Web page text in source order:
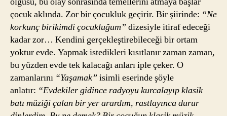
çocuk aklında. Zor bir çocukluk geçirir. Bir şiirinde: “Ne
korkunç birikimdi çocukluğum” dizesiyle itiraf edeceği
kadar zor… Kendini gerçekleştirebileceği bir ortam
yoktur evde. Yapmak istedikleri kısıtlanır zaman zaman,
bu yüzden evde tek kalacağı anları iple çeker. O
zamanlarını “Yaşamak” isimli eserinde şöyle
anlatır: “Evdekiler gidince radyoyu kurcalayıp klasik
batı müziği çalan bir yer arardım, rastlayınca durur